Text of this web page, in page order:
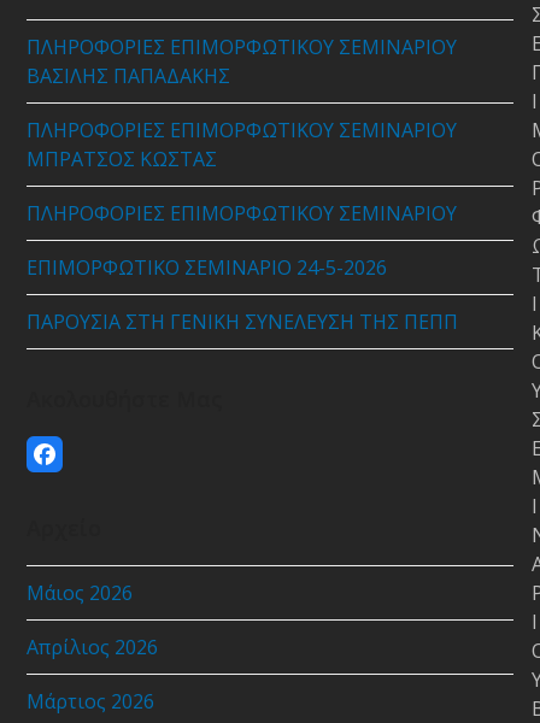
ΠΛΗΡΟΦΟΡΙΕΣ ΕΠΙΜΟΡΦΩΤΙΚΟΥ ΣΕΜΙΝΑΡΙΟΥ
ΒΑΣΙΛΗΣ ΠΑΠΑΔΑΚΗΣ
ΠΛΗΡΟΦΟΡΙΕΣ ΕΠΙΜΟΡΦΩΤΙΚΟΥ ΣΕΜΙΝΑΡΙΟΥ
ΜΠΡΑΤΣΟΣ ΚΩΣΤΑΣ
ΠΛΗΡΟΦΟΡΙΕΣ ΕΠΙΜΟΡΦΩΤΙΚΟΥ ΣΕΜΙΝΑΡΙΟΥ
ΕΠΙΜΟΡΦΩΤΙΚΟ ΣΕΜΙΝΑΡΙΟ 24-5-2026
ΠΑΡΟΥΣΙΑ ΣΤΗ ΓΕΝΙΚΗ ΣΥΝΕΛΕΥΣΗ ΤΗΣ ΠΕΠΠ
Facebook
Μάιος 2026
Απρίλιος 2026
Μάρτιος 2026
Ι
Ι
Ι
Ι